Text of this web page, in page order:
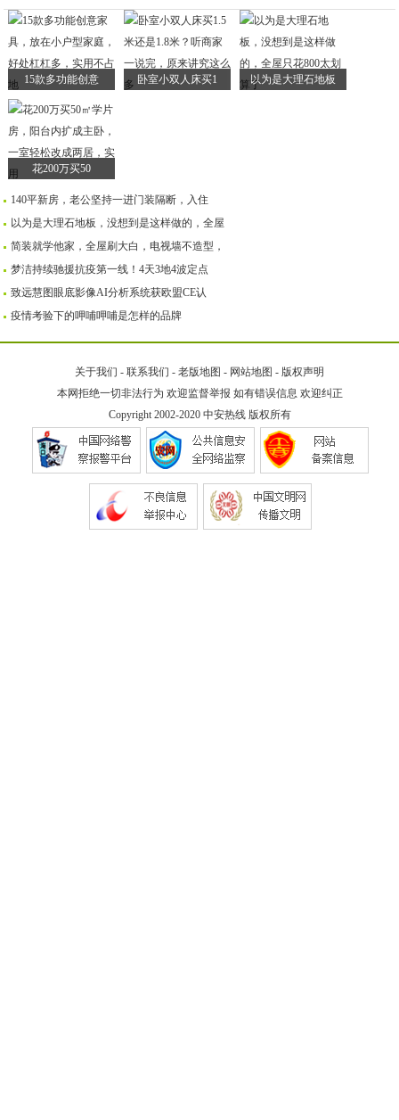
15款多功能创意 卧室小双人床买1 以为是大理石地板
花200万买50
140平新房，老公坚持一进门装隔断，入住
以为是大理石地板，没想到是这样做的，全屋
简装就学他家，全屋刷大白，电视墙不造型，
梦洁持续驰援抗疫第一线！4天3地4波定点
致远慧图眼底影像AI分析系统获欧盟CE认
疫情考验下的呷哺呷哺是怎样的品牌
关于我们 - 联系我们 - 老版地图 - 网站地图 - 版权声明
本网拒绝一切非法行为 欢迎监督举报 如有错误信息 欢迎纠正
Copyright 2002-2020 中安热线版权所有